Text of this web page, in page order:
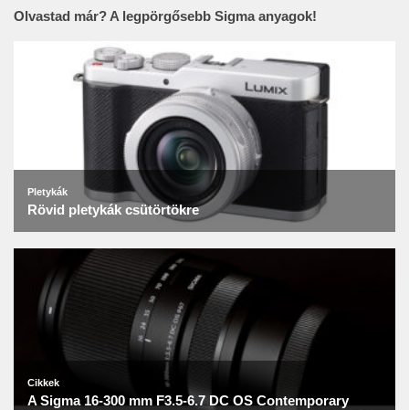
Olvastad már? A legpörgősebb Sigma anyagok!